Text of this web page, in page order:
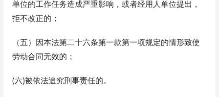
单位的工作任务造成严重影响，或者经用人单位提出，
拒不改正的；
（五）因本法第二十六条第一款第一项规定的情形致使
劳动合同无效的；
(六)被依法追究刑事责任的。